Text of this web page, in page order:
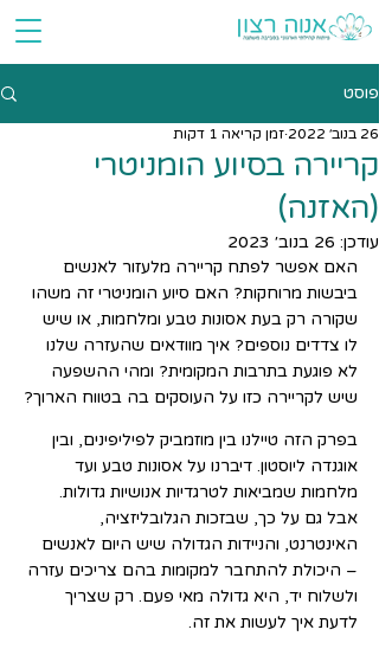
פוסט
קריירה בסיוע הומניטרי
(האזנה)
26 בנוב׳ 2022 זמן קריאה 1 דקות
עודכן: 26 בנוב׳ 2023
האם אפשר לפתח קריירה מלעזור לאנשים
ביבשות מרוחקות? האם סיוע הומניטרי זה משהו
שקורה רק בעת אסונות טבע ומלחמות, או שיש
לו צדדים נוספים? איך מוודאים שהעזרה שלנו
לא פוגעת בתרבות המקומית? ומהי ההשפעה
שיש לקריירה כזו על העוסקים בה בטווח הארוך?
בפרק הזה טיילנו בין מוזמביק לפיליפינים, ובין
אוגנדה ליוסטון. דיברנו על אסונות טבע ועד
מלחמות שמביאות לטרגדיות אנושיות גדולות.
אבל גם על כך, שבזכות הגלובליזציה,
האינטרנט, והניידות הגדולה שיש היום לאנשים
– היכולת להתחבר למקומות בהם צריכים עזרה
ולשלוח יד, היא גדולה מאי פעם. רק שצריך
לדעת איך לעשות את זה.